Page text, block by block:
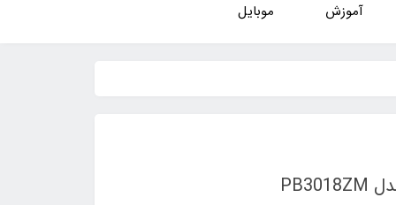
آموزش
موبایل